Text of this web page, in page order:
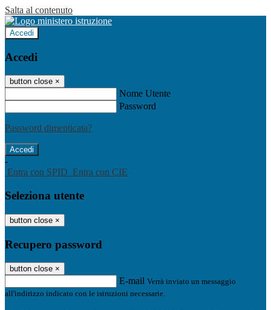
Salta al contenuto
Accedi
Accedi
button close ×
Nome Utente
Password
Password dimenticata?
-
Entra con SPID Entra con CIE
Seleziona utente
button close ×
Recupero password
button close ×
E-mail Verrà inviato un messaggio
all'indirizzo indicato con le istruzioni necessarie.